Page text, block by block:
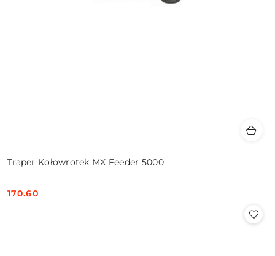
Traper Kołowrotek MX Feeder 5000
Cena:
170.60